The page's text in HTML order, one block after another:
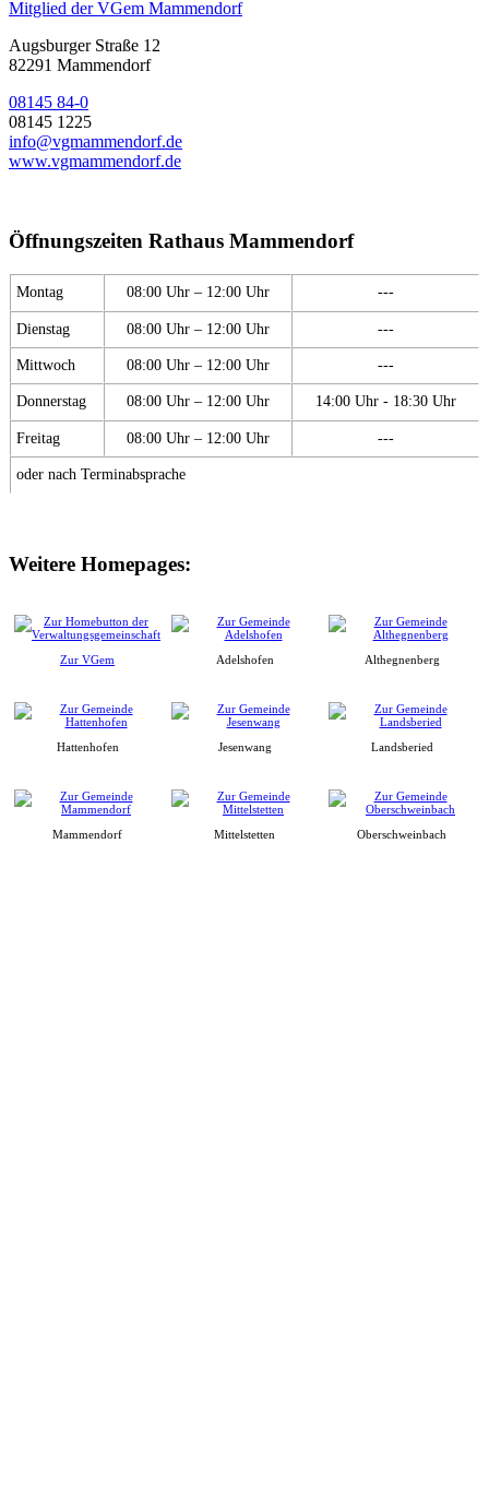
Mitglied der VGem Mammendorf
Augsburger Straße 12
82291 Mammendorf
08145 84-0
08145 1225
info@vgmammendorf.de
www.vgmammendorf.de
Öffnungszeiten Rathaus Mammendorf
Montag 08:00 Uhr – 12:00 Uhr ---
Dienstag 08:00 Uhr – 12:00 Uhr ---
Mittwoch 08:00 Uhr – 12:00 Uhr ---
Donnerstag 08:00 Uhr – 12:00 Uhr 14:00 Uhr - 18:30 Uhr
Freitag 08:00 Uhr – 12:00 Uhr ---
oder nach Terminabsprache
Weitere Homepages:
Zur VGem Adelshofen Althegnenberg
Hattenhofen Jesenwang Landsberied
Mammendorf Mittelstetten Oberschweinbach